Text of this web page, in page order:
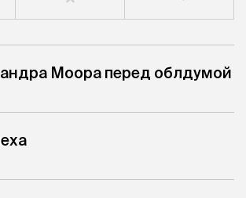
Моора перед облдумой